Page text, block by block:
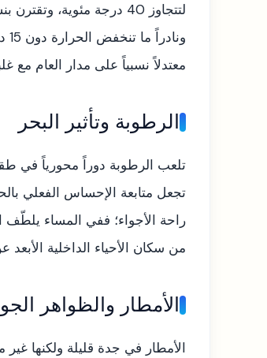
لتتجاوز 40 درجة
معتدلاً نسبياً على مدار العام مع
الرطوبة وتأثير البحر
تجعل متابعة الإحساس الفعلي
راحة الأجواء؛ ففي المساء يلطّف
من سكان الأحياء الداخلية الأبعد
الأمطار والظواهر
الأمطار في جدة قليلة ولكنها